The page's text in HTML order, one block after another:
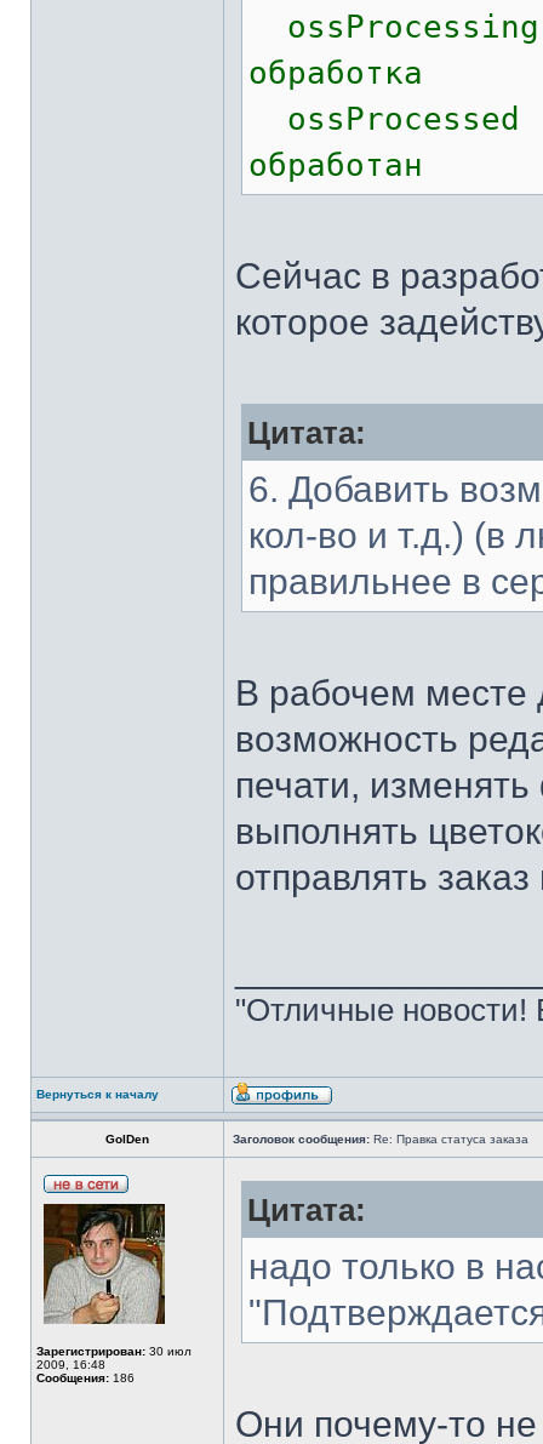
обработка
обработан
Сейчас в
которое
Цитата:
6. Добавить
кол-во и т.д.) (в
правильнее в
В рабочем месте
возможность
печати,
выполнять
отправлять заказ
"Отличные новости!
Вернуться к началу
GolDen Заголовок сообщения: Re: Правка статуса заказа
Зарегистрирован: 30 июл
2009, 16:48
Сообщения: 186
Цитата:
надо только в
Они почему-то